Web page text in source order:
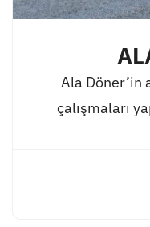
Ala Döner’in
çalışmaları